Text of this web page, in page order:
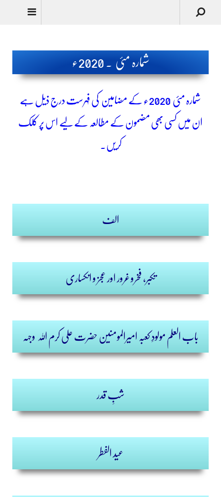
شمارہ مئی ۔ 2020ء
شمارہ مئی 2020ء کے مضامین کی فہرست درج ذیل ہے
ان میں کسی بھی مضمون کے مطالعہ کے لیے اس پر کلک
کریں۔
الف
تکبر، فخرو غرور اور عجز و انکساری
باب العلم مولودِ کعبہ امیرالمومنین حضرت علی کرم اللہ وجہہ
شبِ قدر
عید الفطر